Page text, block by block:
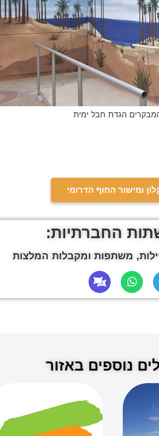
ומישור החוף הדרומי
החברתיות:
משתפות ומקבלות המלצות
נוספים באזור